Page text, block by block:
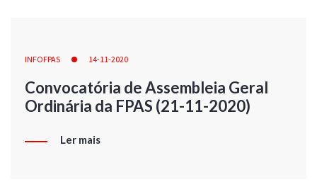
INFOFPAS 14-11-2020
Convocatória de Assembleia Geral
Ordinária da FPAS (21-11-2020)
Ler mais